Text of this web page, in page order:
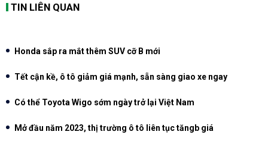
TIN LIÊN QUAN
Honda sắp ra mắt thêm SUV cỡ B mới
Tết cận kề, ô tô giảm giá mạnh, sẵn sàng giao xe ngay
Có thể Toyota Wigo sớm ngày trở lại Việt Nam
Mở đầu năm 2023, thị trường ô tô liên tục tăngb giá